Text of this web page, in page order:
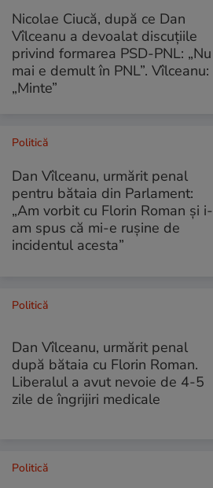
Nicolae Ciucă, după ce Dan
Vîlceanu a devoalat discuțiile
privind formarea PSD-PNL: „Nu
mai e demult în PNL”. Vîlceanu:
„Minte”
Politică
Dan Vîlceanu, urmărit penal
pentru bătaia din Parlament:
„Am vorbit cu Florin Roman şi i-
am spus că mi-e ruşine de
incidentul acesta”
Politică
Dan Vîlceanu, urmărit penal
după bătaia cu Florin Roman.
Liberalul a avut nevoie de 4-5
zile de îngrijiri medicale
Politică